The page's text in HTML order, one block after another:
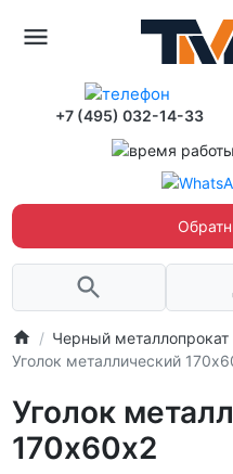
+7 (495) 032-14-33
Черный металлопрокат
Уголок металлический
Уголок
170х60х2